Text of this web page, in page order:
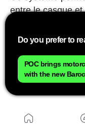
entre le casque
Cependant,
intégration de
d'un accessoire
composant
avec le casque)
Do you prefer to
POC brings
with the new